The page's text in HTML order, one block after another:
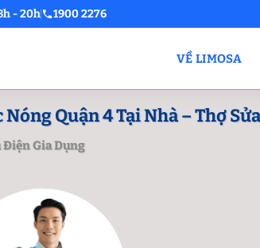
- 20h 1900 2276
VỀ LIMOSA
Nóng Quận 4 Tại Nhà – Thợ
Điện Gia Dụng